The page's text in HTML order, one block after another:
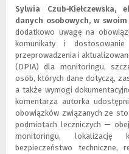
Sylwia
danych osobowych, w swoim
dodatkowo uwagę na
komunikaty i
przeprowadzenia i
(DPIA) dla monitoringu,
osób, których dane dotyczą,
a także wymogi
komentarza autorka
obowiązków związanych ze
podmiotach leczniczych —
monitoringu, lokalizację
bezpieczeństwo techniczne,